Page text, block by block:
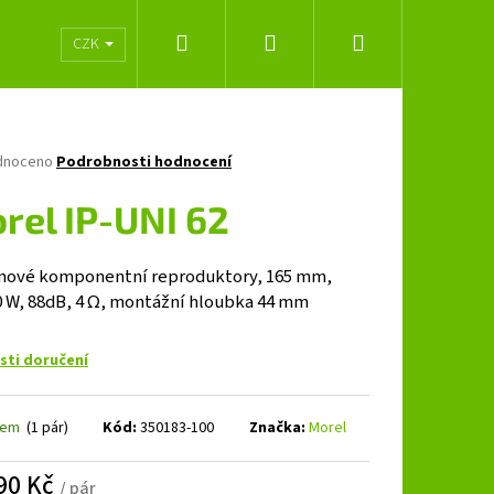
Obchodní podmínky
CZK Přihlášení
Podrobnosti hodnocení
IP-UNI 62
komponentní reproduktory, 165 mm,
W, 88dB, 4 Ω, montážní hloubka 44 mm
doručení
(1 pár) Kód: 350183-100 Značka: Morel
Kč / pár
Následující